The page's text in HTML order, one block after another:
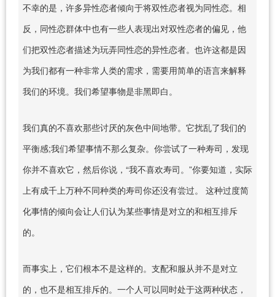
不幸的是，许多异性恋者倾向于将双性恋者视为同性恋。相
反，同性恋群体中也有一些人表现出对双性恋者的偏见，他
们把双性恋者描述为玩弄同性恋的异性恋者。也许这都是因
为我们都有一种非常人类的需求，需要用简单的语言来解释
我们的环境。我们希望事物是非黑即白。
我们真的不喜欢那些讨厌的灰色中间地带。它扰乱了我们的
平衡感;我们希望事情不那么复杂。你尝试了一种寿司，发现
你并不喜欢它，然后你说，“我不喜欢寿司。”你要知道，实际
上有成千上万种不同种类的寿司你还没有尝过。 这种过度简
化事情的倾向会让人们认为某些事情是对立的和相互排斥
的。
而事实上，它们根本不是这样的。支配和服从并不是对立
的，也不是相互排斥的。一个人可以同时处于这两种状态，